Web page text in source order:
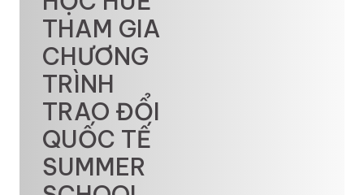
THAM GIA
CHƯƠNG
TRÌNH
TRAO ĐỔI
QUỐC TẾ
SUMMER